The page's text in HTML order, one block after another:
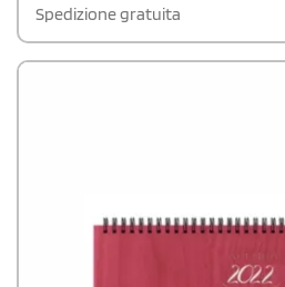
Spedizione gratuita